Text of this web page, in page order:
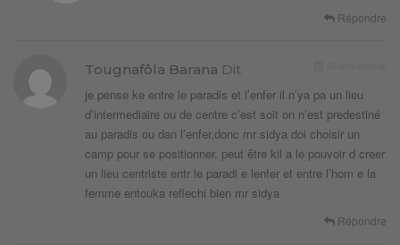
Répondre
Tougnafôla Barana Dit
je pense ke entre le paradis et l’enfer il n’ya pa un lieu
d’intermediaire ou de centre c’est soit on n’est predestiné
au paradis ou dan l’enfer,donc mr sidya doi choisir un
camp pour se positionner. peut être kil a le pouvoir d creer
un lieu centriste entr le paradi e lenfer et entre l’hom e la
femme entouka reflechi bien mr sidya
Répondre